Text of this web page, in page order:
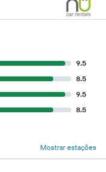
9.5
8.5
9.5
8.5
Mostrar estações